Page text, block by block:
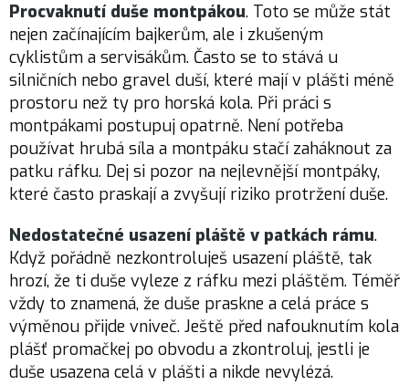
Procvaknutí duše montpákou. Toto se může stát
nejen začínajícím bajkerům, ale i zkušeným
cyklistům a servisákům. Často se to stává u
silničních nebo gravel duší, které mají v plášti méně
prostoru než ty pro horská kola. Při práci s
montpákami postupuj opatrně. Není potřeba
používat hrubá síla a montpáku stačí zaháknout za
patku ráfku. Dej si pozor na nejlevnější montpáky,
které často praskají a zvyšují riziko protržení duše.
Nedostatečné usazení pláště v patkách rámu.
Když pořádně nezkontroluješ usazení pláště, tak
hrozí, že ti duše vyleze z ráfku mezi pláštěm. Téměř
vždy to znamená, že duše praskne a celá práce s
výměnou přijde vniveč. Ještě před nafouknutím kola
plášť promačkej po obvodu a zkontroluj, jestli je
duše usazena celá v plášti a nikde nevylézá.